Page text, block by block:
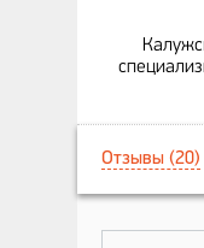
Отзывы (20)